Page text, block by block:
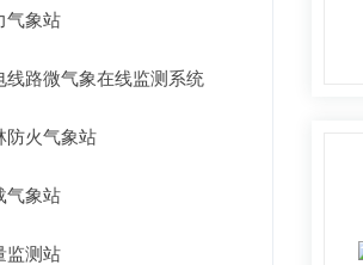
气象站
线路微气象在线监测系统
防火气象站
气象站
监测站